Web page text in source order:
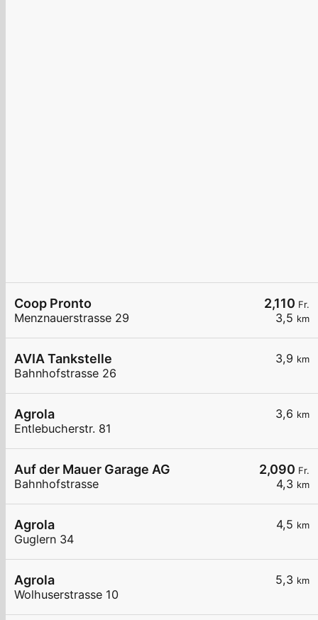
2,110 Fr.
3,5 km
Coop Pronto
Menznauerstrasse 29
3,9 km
AVIA Tankstelle
Bahnhofstrasse 26
3,6 km
Agrola
Entlebucherstr. 81
2,090 Fr.
4,3 km
Auf der Mauer Garage AG
Bahnhofstrasse
4,5 km
Agrola
Guglern 34
5,3 km
Agrola
Wolhuserstrasse 10